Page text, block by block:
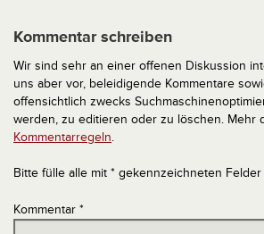
Kommentar schreiben
Wir sind sehr an einer offenen Diskussion
uns aber vor, beleidigende Kommentare
offensichtlich zwecks
werden, zu editieren oder zu löschen. Mehr
Kommentarregeln.
Bitte fülle alle mit * gekennzeichneten Felder
Kommentar *